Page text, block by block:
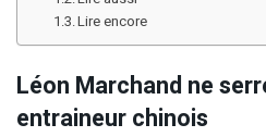
Lire encore
Léon Marchand ne
entraineur chinois